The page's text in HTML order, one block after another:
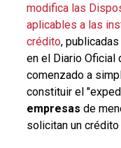
modifica las
aplicables a las
crédito,
en el Diario Oficial
comenzado a
constituir el
empresas de
solicitan un crédito